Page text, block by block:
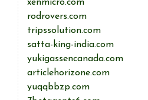
xenmicro.com
rodrovers.com
tripssolution.com
satta-king-india.com
yukigassencanada.com
articlehorizone.com
yuqqbbzp.com